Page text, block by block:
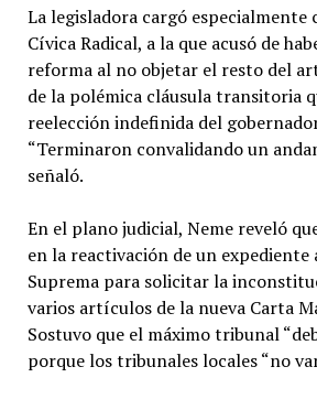
La legisladora cargó especialmente
Cívica Radical, a la que acusó de
reforma al no objetar el resto del
de la polémica cláusula transitoria
reelección indefinida del
“Terminaron convalidando un
señaló.
En el plano judicial, Neme reveló
en la reactivación de un expediente
Suprema para solicitar la
varios artículos de la nueva Carta
Sostuvo que el máximo tribunal
porque los tribunales locales “no